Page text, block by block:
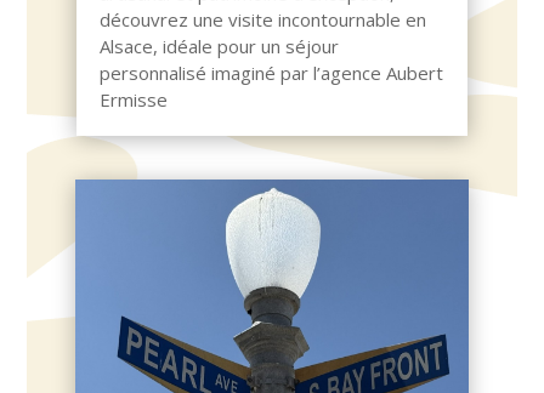
découvrez une visite incontournable en
Alsace, idéale pour un séjour
personnalisé imaginé par l’agence Aubert
Ermisse